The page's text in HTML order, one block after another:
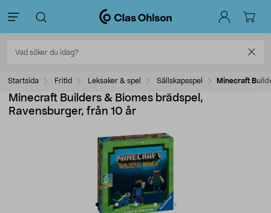
Startsida Fritid Leksaker & spel Sällskapsspel Minecraft
Minecraft Builders & Biomes brädspel,
Ravensburger, från 10 år